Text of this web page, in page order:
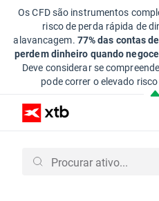
Os CFD são instrumentos
risco de perda rápida de
alavancagem. 77% das contas
perdem dinheiro quando
Deve considerar se
pode correr o elevado